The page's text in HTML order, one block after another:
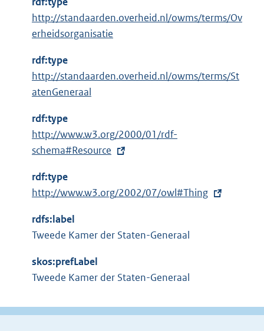
k
:
http://standaarden.overheid.nl/owms/terms/Ov
erheidsorganisatie
rdf:type
http://standaarden.overheid.nl/owms/terms/St
atenGeneraal
rdf:type
E
x
e
r
e
i
n
:
http://www.w3.org/2000/01/rdf-
schema#Resource
rdf:type
E
t
e
n
l
http://www.w3.org/2002/07/owl#Thing
rdfs:label
Tweede Kamer der Staten-Generaal
skos:prefLabel
Tweede Kamer der Staten-Generaal